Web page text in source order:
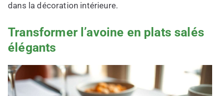
dans la décoration intérieure.
Transformer l’avoine en plats salés
élégants